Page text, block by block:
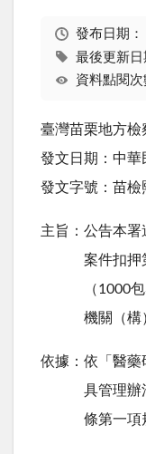
發布日期：
最後更新
資料點閱
臺灣苗栗地方檢
發文日期：中華
發文字號：苗
主旨：公告本
案件扣押
（1000
機關（構
依據：依「醫藥
具管理辦
條第一項